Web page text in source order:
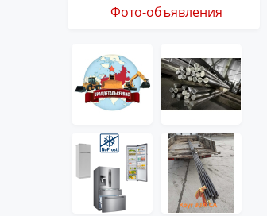
Фото-объявления